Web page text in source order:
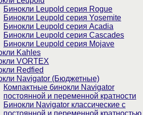
Бинокли Leupold серия Rogue
Бинокли Leupold серия Yosemite
Бинокли Leupold серия Acadia
Бинокли Leupold серия Cascades
Бинокли Leupold серия Mojave
Kahles
VORTEX
Redfied
Navigator (Бюджетные)
Компактные бинокли Navigator
постоянной и переменной кратности
Бинокли Navigator классические с